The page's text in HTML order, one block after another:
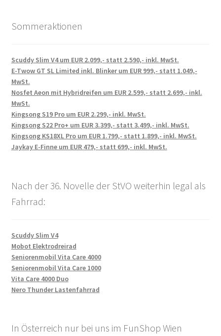
Sommeraktionen
Scuddy Slim V4 um EUR 2.099,- statt 2.590,- inkl. MwSt.
E-Twow GT SL Limited inkl. Blinker um EUR 999,- statt 1.049,-
MwSt.
Nosfet Aeon mit Hybridreifen um EUR 2.599,- statt 2.699,- inkl.
MwSt.
Kingsong S19 Pro um EUR 2.299,- inkl. MwSt.
Kingsong S22 Pro+ um EUR 3.399,- statt 3.499,- inkl. MwSt.
Kingsong KS18XL Pro um EUR 1.799,- statt 1.899,- inkl. MwSt.
Jaykay E-Finne um EUR 479,- statt 699,- inkl. MwSt.
Nach der 36. Novelle der StVO weiterhin legal als
Fahrrad:
Scuddy Slim V4
Mobot Elektrodreirad
Seniorenmobil Vita Care 4000
Seniorenmobil Vita Care 1000
Vita Care 4000 Duo
Nero Thunder Lastenfahrrad
In Österreich nur bei uns im FunShop Wien